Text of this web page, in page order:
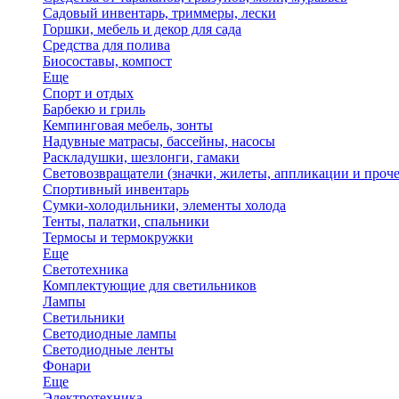
Садовый инвентарь, триммеры, лески
Горшки, мебель и декор для сада
Средства для полива
Биосоставы, компост
Еще
Спорт и отдых
Барбекю и гриль
Кемпинговая мебель, зонты
Надувные матрасы, бассейны, насосы
Раскладушки, шезлонги, гамаки
Световозвращатели (значки, жилеты, аппликации и
Спортивный инвентарь
Сумки-холодильники, элементы холода
Тенты, палатки, спальники
Термосы и термокружки
Еще
Светотехника
Комплектующие для светильников
Лампы
Светильники
Светодиодные лампы
Светодиодные ленты
Фонари
Еще